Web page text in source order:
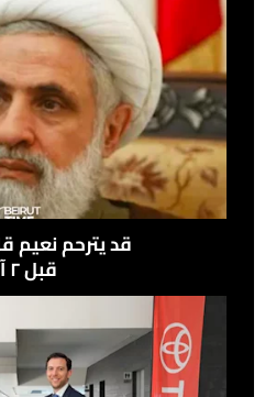
قد يترحم نعيم
قبل ٢ آذار